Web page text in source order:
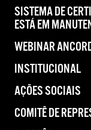
SISTEMA DE
ESTÁ EM
WEBINAR
INSTITUCIONAL
AÇÕES SOCIAIS
COMITÊ DE